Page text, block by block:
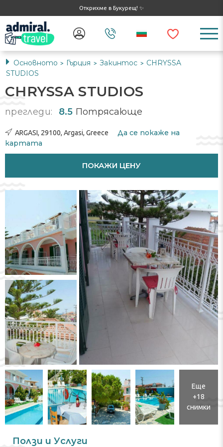
Открихме в Букурещ! ✨
Основното > Гърция > Закинтос > CHRYSSA
STUDIOS
CHRYSSA STUDIOS
прегледи: 8.5 Потрясающе
ARGASI, 29100, Argasi, Greece
Да се ​​покаже на
картата
ПОКАЖИ ЦЕНУ
Еще
+18
снимки
Ползи и Услуги